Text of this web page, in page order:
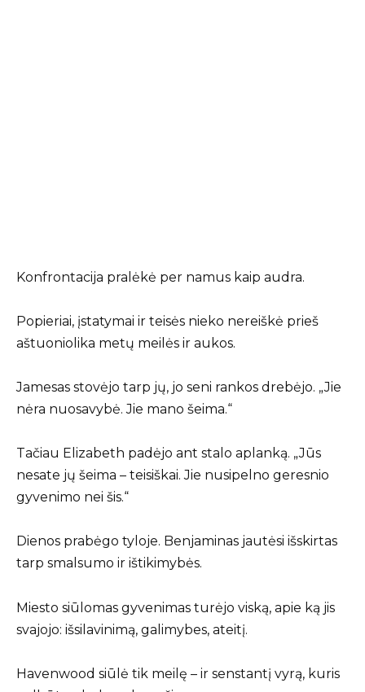
Konfrontacija pralėkė per namus kaip audra.
Popieriai, įstatymai ir teisės nieko nereiškė prieš
aštuoniolika metų meilės ir aukos.
Jamesas stovėjo tarp jų, jo seni rankos drebėjo. „Jie
nėra nuosavybė. Jie mano šeima.“
Tačiau Elizabeth padėjo ant stalo aplanką. „Jūs
nesate jų šeima – teisiškai. Jie nusipelno geresnio
gyvenimo nei šis.“
Dienos prabėgo tyloje. Benjaminas jautėsi išskirtas
tarp smalsumo ir ištikimybės.
Miesto siūlomas gyvenimas turėjo viską, apie ką jis
svajojo: išsilavinimą, galimybes, ateitį.
Havenwood siūlė tik meilę – ir senstantį vyrą, kuris